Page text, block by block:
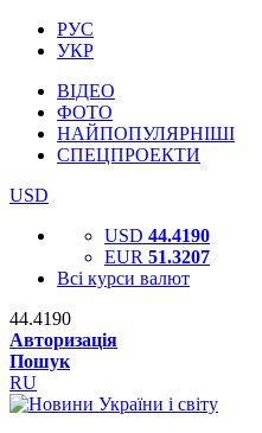
РУС
УКР
ВІДЕО
ФОТО
НАЙПОПУЛЯРНІШІ
СПЕЦПРОЕКТИ
USD
USD 44.4190
EUR 51.3207
Всі курси валют
44.4190
Авторизація
Пошук
RU